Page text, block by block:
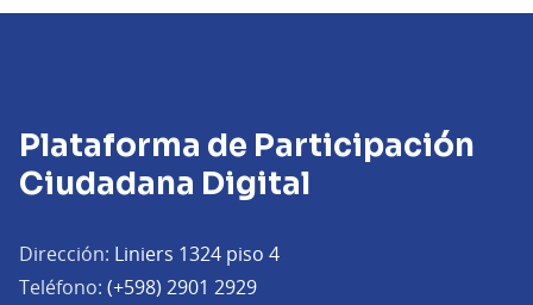
Plataforma de Participación
Ciudadana Digital
Dirección: Liniers 1324 piso 4
Teléfono: (+598) 2901 2929